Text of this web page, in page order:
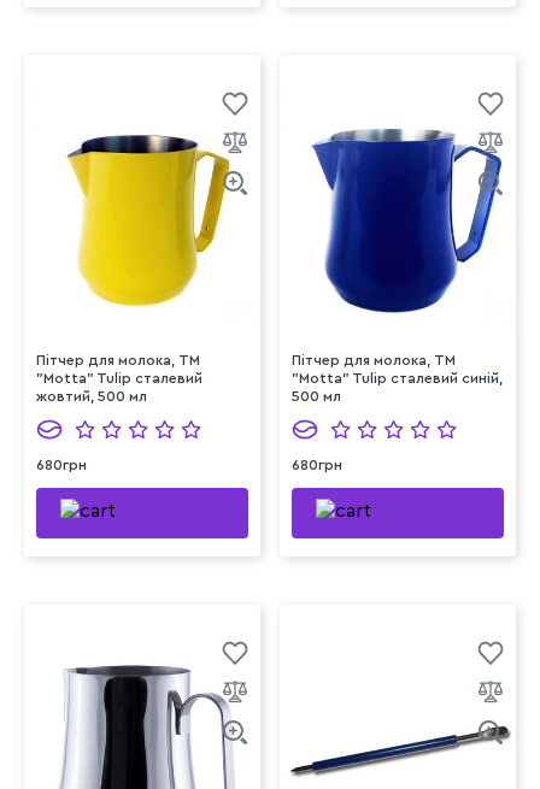
Пітчер для молока, ТМ
"Motta" Tulip сталевий
жовтий, 500 мл
680грн
Пітчер для молока, ТМ
"Motta" Tulip сталевий синій,
500 мл
680грн